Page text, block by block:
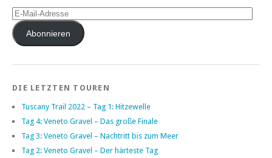
E-
Mail-
AdresseAbonnieren
DIE LETZTEN TOUREN
Tuscany Trail 2022 – Tag 1: Hitzewelle
Tag 4: Veneto Gravel – Das große Finale
Tag 3: Veneto Gravel – Nachtritt bis zum Meer
Tag 2: Veneto Gravel – Der härteste Tag